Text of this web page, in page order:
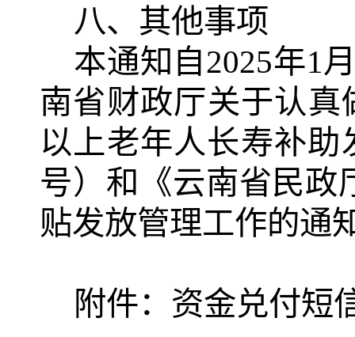
八、其他事项
本通知自2025年1
南省财政厅关于认真
以上老年人长寿补
号）和《云南省民政
贴发放管理工作的通
附件：资金兑付短